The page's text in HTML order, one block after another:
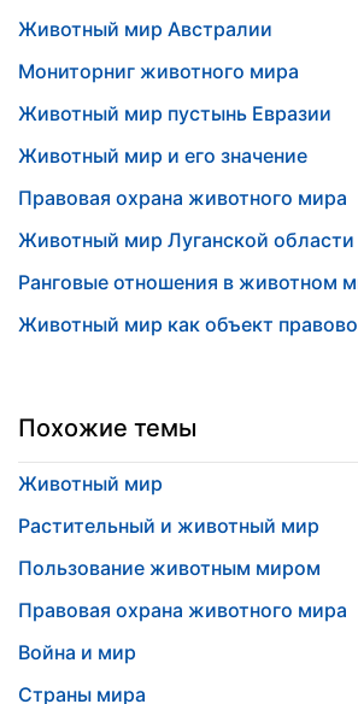
Животный мир Австралии
Мониторниг животного мира
Животный мир пустынь Евразии
Животный мир и его значение
Правовая охрана животного мира
Животный мир Луганской области
Ранговые отношения в животном
Животный мир как объект
Похожие темы
Животный мир
Растительный и животный мир
Пользование животным миром
Правовая охрана животного мира
Война и мир
Страны мира